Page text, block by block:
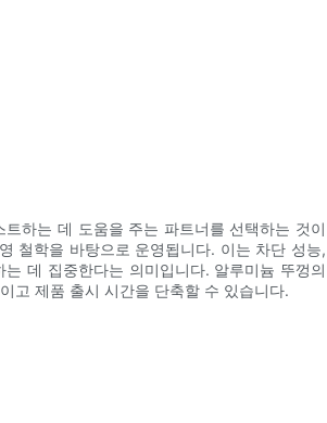
하는 데 도움을 주는 파트너를 선택하는 것이
철학을 바탕으로 운영됩니다. 이는 차단 성능,
데 집중한다는 의미입니다. 알루미늄 뚜껑의
고 제품 출시 시간을 단축할 수 있습니다.